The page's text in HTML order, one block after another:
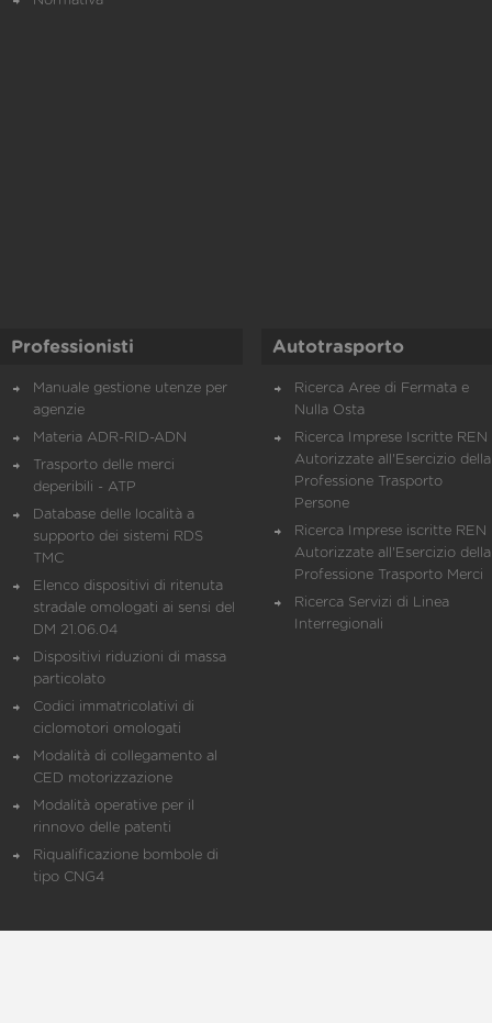
Professionisti
Manuale gestione utenze per
agenzie
Materia ADR-RID-ADN
Trasporto delle merci
deperibili - ATP
Database delle località a
supporto dei sistemi RDS
TMC
Elenco dispositivi di ritenuta
stradale omologati ai sensi del
DM 21.06.04
Dispositivi riduzioni di massa
particolato
Codici immatricolativi di
ciclomotori omologati
Modalità di collegamento al
CED motorizzazione
Modalità operative per il
rinnovo delle patenti
Riqualificazione bombole di
tipo CNG4
Autotrasporto
Ricerca Aree di Fermata e
Nulla Osta
Ricerca Imprese Iscritte REN
Autorizzate all'Esercizio della
Professione Trasporto
Persone
Ricerca Imprese iscritte REN
Autorizzate all'Esercizio della
Professione Trasporto Merci
Ricerca Servizi di Linea
Interregionali